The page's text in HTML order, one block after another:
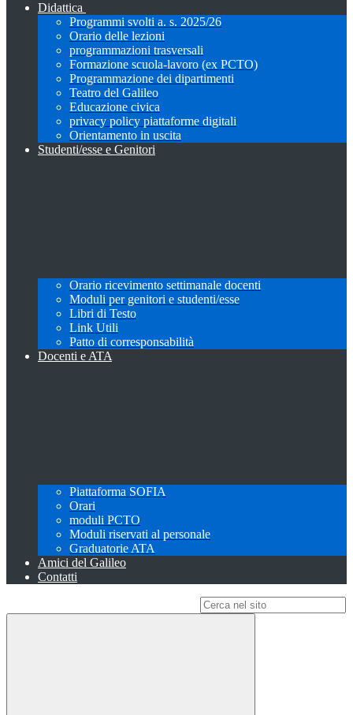
Didattica
Programmi svolti a. s. 2025/26
Orario delle lezioni
programmazioni trasversali
Formazione scuola-lavoro (ex PCTO)
Programmazione dei dipartimenti
Teatro del Galileo
Educazione civica
privacy policy piattaforme digitali
Orientamento in uscita
Studenti/esse e Genitori
Orario ricevimento settimanale docenti
Moduli per genitori e studenti/esse
Libri di Testo
Link Utili
Patto di corresponsabilità
Docenti e ATA
Piattaforma SOFIA
Orari
moduli PCTO
Moduli riservati al personale
Graduatorie ATA
Amici del Galileo
Contatti